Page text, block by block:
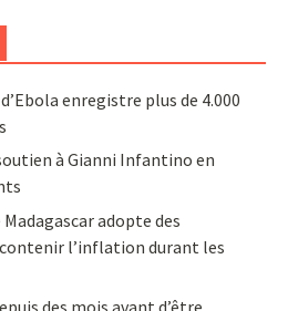
enregistre plus de 4.000
à Gianni Infantino en
adopte des
l’inflation durant les